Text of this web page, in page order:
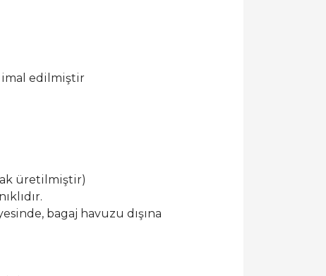
imal edilmiştir
üretilmiştir)
bagaj havuzu dışına